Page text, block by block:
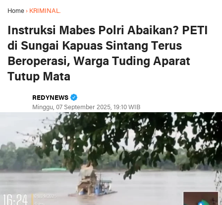
Home › KRIMINAL.
Instruksi Mabes Polri Abaikan? PETI
di Sungai Kapuas Sintang Terus
Beroperasi, Warga Tuding Aparat
Tutup Mata
REDYNEWS
Minggu, 07 September 2025, 19:10 WIB